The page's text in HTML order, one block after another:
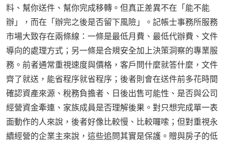
料、幫你送件、幫你完成移轉。但真正差異不在「能不能
辦」，而在「辦完之後是否留下風險」。記帳士事務所服務
市場大致存在兩條線：一條是最低月費、最低代辦費、文件
導向的處理方式；另一條是合規安全加上決策洞察的專業服
務。前者通常重視速度與價格，客戶問什麼就答什麼，文件
齊了就送，能省程序就省程序；後者則會在送件前多花時間
確認資產來源、稅務負擔者、日後出售可能性、是否與公司
經營資金牽連、家族成員是否理解後果。對只想完成單一表
面動作的人來說，後者好像比較慢、比較囉嗦；但對重視永
續經營的企業主來說，這些追問其實是保護。贈與房子的低